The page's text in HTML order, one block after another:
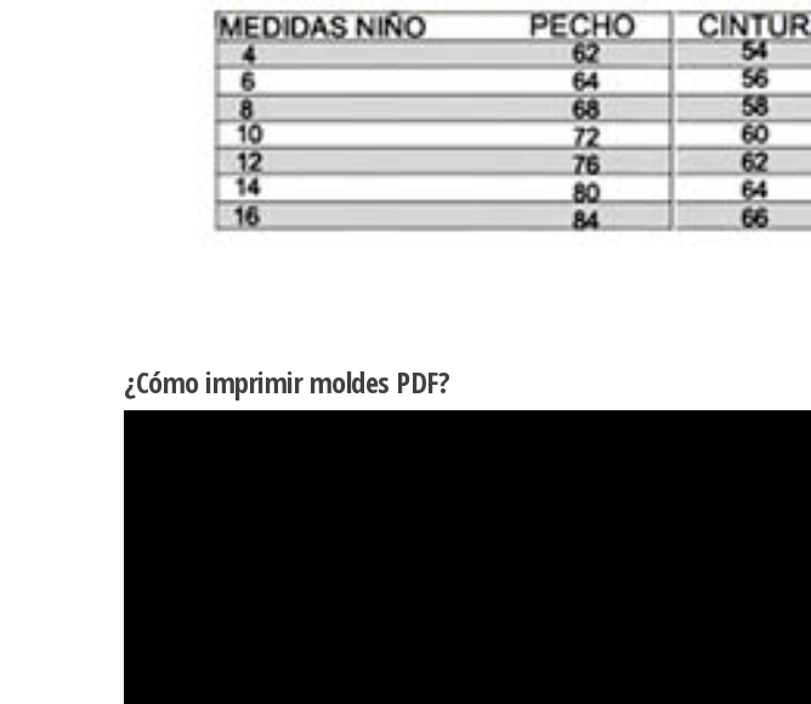
¿Cómo imprimir moldes PDF?